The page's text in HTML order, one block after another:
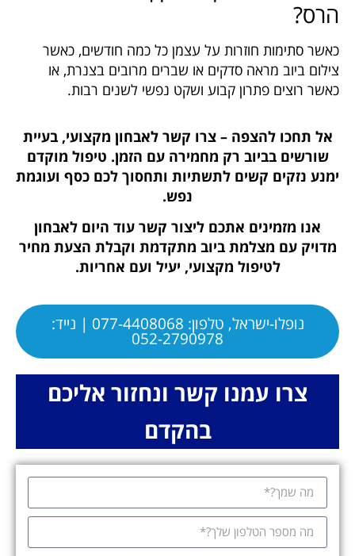
הרס?
כאשר סתימות חוזרות על עצמן כל כמה חודשים, כאשר
צילום ביוב מראה סדקים או שברים מרובים בצנרת, או
כאשר רוצים פתרון קבוע ושקט נפשי לשנים רבות.
אל תחכו להצפה – צרו קשר לאבחון מקצועי, בעיית
שורשים בביוב רק מחמירה עם הזמן. טיפול מוקדם
ימנע נזקים קשים לתשתיות ותחסוך לכם כסף ועוגמת
נפש.
אנו מזמינים אתכם ליצור קשר עוד היום לאבחון
מדויק עם מצלמת ביוב מתקדמת וקבלת הצעת מחיר
לטיפול מקצועי, יעיל ועם אחריות.
נופלו-ישראל, טלפון: 077-4408068 | נייד:
052-2790978
צרו עמנו קשר ונחזור אליכם
בהקדם